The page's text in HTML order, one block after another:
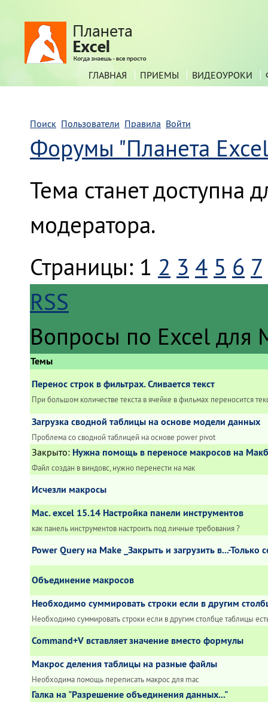
ГЛАВНАЯ ПРИЕМЫ ВИДЕОУРОКИ
Поиск Пользователи Правила Войти
Форумы "Планета
Тема станет доступна
модератора.
Страницы: 1 2 3 4 5 6 7
RSS
Вопросы по Excel для
Темы
Перенос строк в фильтрах. Сливается текст
При большом количестве текста в ячейке в фильмах переносится
Загрузка сводной таблицы на основе модели данных
Проблема со сводной таблицей на основе power pivot
Закрыто: Нужна помощь в переносе макросов на
Файл создан в виндовс, нужно перенести на мак
Исчезли макросы
Mac. excel 15.14 Настройка панели инструментов
как панель инструментов настроить под личные требования ?
Power Query на Make _Закрыть и загрузить в...-Только
Объединение макросов
Необходимо суммировать строки если в другим
Необходимо суммировать строки если в другим столбце таблицы
Command+V вставляет значение вместо формулы
Макрос деления таблицы на разные файлы
Необходима помощь переписать макрос для mac
Галка на "Разрешение объединения данных..."